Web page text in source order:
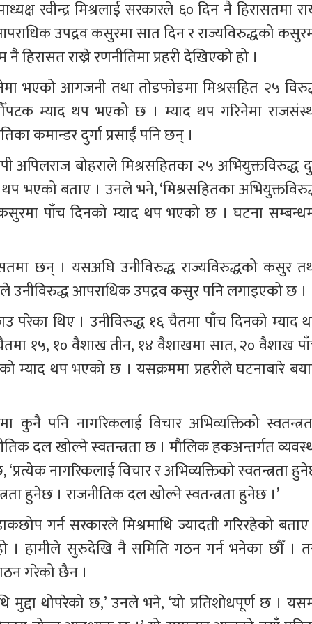
रवीन्द्र मिश्रलाई सरकारले ६० दिन नै हिरासतमा
उपद्रव कसुरमा सात दिन र राज्यविरुद्धको
राख्ने रणनीतिमा प्रहरी देखिएको हो ।
भएको आगजनी तथा तोडफोडमा मिश्रसहित २५
म्याद थप भएको छ । म्याद थप गरिनेमा
कमान्डर दुर्गा प्रसाईं पनि छन् ।
अपिलराज बोहराले मिश्रसहितका २५ अभियुक्तविरुद्ध
भएको बताए । उनले भने, ‘मिश्रसहितका
पाँच दिनको म्याद थप भएको छ । घटना
छन् । यसअघि उनीविरुद्ध राज्यविरुद्धको कसुर
आपराधिक उपद्रव कसुर पनि लगाइएको छ ।
परेका थिए । उनीविरुद्ध १६ चैतमा पाँच दिनको म्याद
१५, १० वैशाख तीन, १४ वैशाखमा सात, २० वैशाख
म्याद थप भएको छ । यसक्रममा प्रहरीले घटनाबारे
पनि नागरिकलाई विचार अभिव्यक्तिको
दल खोल्ने स्वतन्त्रता छ । मौलिक हकअन्तर्गत
नागरिकलाई विचार र अभिव्यक्तिको स्वतन्त्रता
हुनेछ । राजनीतिक दल खोल्ने स्वतन्त्रता हुनेछ ।’
गर्न सरकारले मिश्रमाथि ज्यादती गरिरहेको बताए
। हामीले सुरुदेखि नै समिति गठन गर्न भनेका छौँ ।
गरेको छैन ।
मुद्दा थोपरेको छ,’ उनले भने, ‘यो प्रतिशोधपूर्ण छ ।